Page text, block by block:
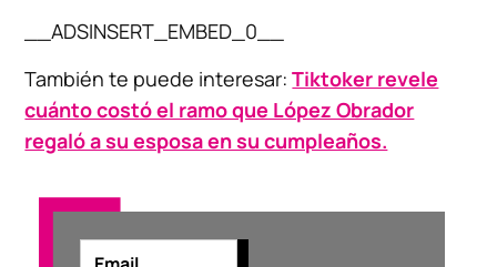
__ADSINSERT_EMBED_0__
También te puede interesar:Tiktoker revele
cuánto costó el ramo que López Obrador
regaló a su esposa en su cumpleaños.